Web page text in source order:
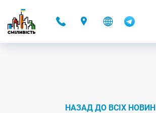
НАЗАД ДО ВСІХ НОВИН